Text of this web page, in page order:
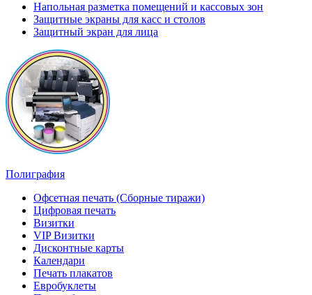
Напольная разметка помещений и кассовых зон
Защитные экраны для касс и столов
Защитный экран для лица
Полиграфия
Офсетная печать (Сборные тиражи)
Цифровая печать
Визитки
VIP Визитки
Дисконтные карты
Календари
Печать плакатов
Евробуклеты